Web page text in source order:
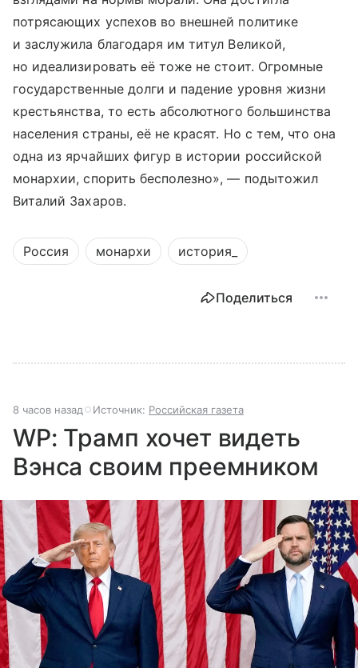
потрясающих успехов во внешней политике
и заслужила благодаря им титул Великой,
но идеализировать её тоже не стоит. Огромные
государственные долги и падение уровня жизни
крестьянства, то есть абсолютного большинства
населения страны, её не красят. Но с тем, что она
одна из ярчайших фигур в истории российской
монархии, спорить бесполезно», — подытожил
Виталий Захаров.
Россия монархи история_
Поделиться
8 часов назад Источник: Российская газета
WP: Трамп хочет видеть
Вэнса своим преемником